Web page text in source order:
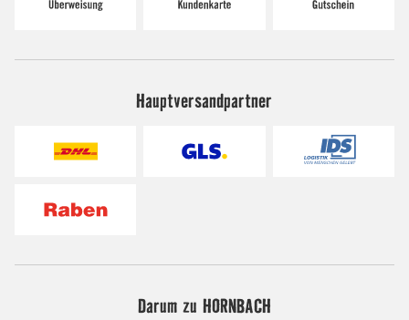
Hauptversandpartner
Darum zu HORNBACH